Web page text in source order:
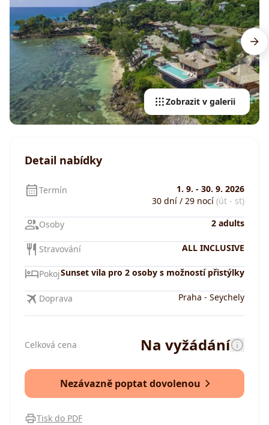
Zobrazit v galerii
Detail nabídky
Termín 1. 9. - 30. 9. 2026
30 dní / 29 nocí (út - st)
Osoby 2 adults
Stravování ALL INCLUSIVE
PokojSunset vila pro 2 osoby s možností přistýlky
Doprava Praha - Seychely
Celková cena Na vyžádání
Nezávazně poptat dovolenou
Tisk do PDF